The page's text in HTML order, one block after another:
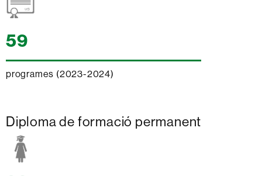
59
programes (2023-2024)
Diploma de formació permanent